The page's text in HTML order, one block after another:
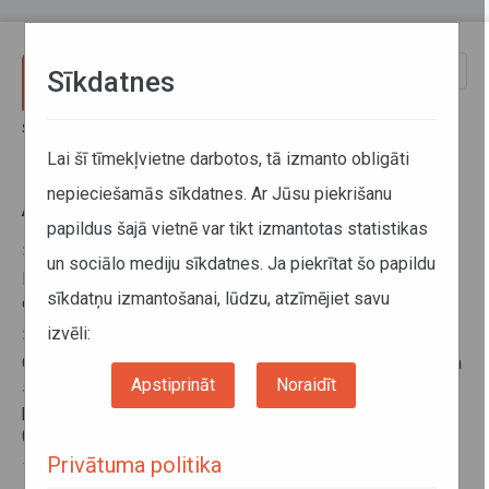
Sākums
Aktuālā informācija
28. jūlijs 2026, 09:26
Bīstamo kravu pārvadājumu drošības padomnieku
eksāmeni
20. jūlijs 2026, 14:19
Obligātā reģistrācija Polijas autopārvadājumu monitoringa
sistēmā (SENT, RMPD), veicot trešo valstu un noteiktu
preču veidu starptautiskos kravu autopārvadājumus
(papildināts 20.07.2026)
13. jūlijs 2026, 08:28
Sīkdatnes
Lai šī tīmekļvietne darbotos, tā izmanto obligāti
nepieciešamās sīkdatnes. Ar Jūsu piekrišanu
papildus šajā vietnē var tikt izmantotas statistikas
un sociālo mediju sīkdatnes. Ja piekrītat šo papildu
sīkdatņu izmantošanai, lūdzu, atzīmējiet savu
izvēli:
Apstiprināt Noraidīt
Privātuma politika